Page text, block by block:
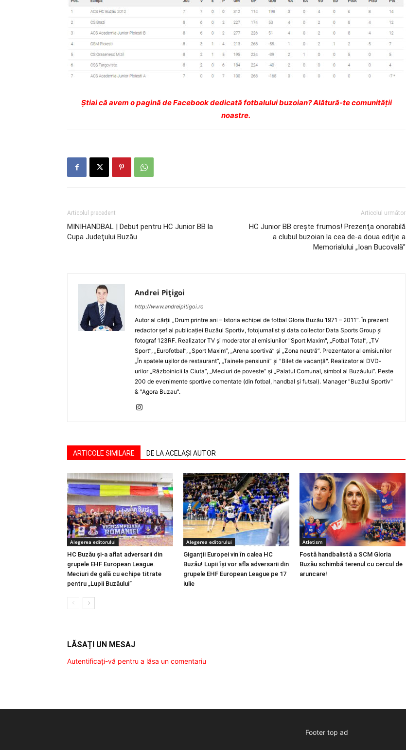
Ştiai că avem o pagină de Facebook dedicată fotbalului buzoian? Alătură-te comunității
noastre.
Articolul precedent
MINIHANDBAL | Debut pentru HC Junior BB la
Cupa Judeţului Buzău
Articolul următor
HC Junior BB creşte frumos! Prezenţa onorabilă
a clubul buzoian la cea de-a doua ediţie a
Memorialului „Ioan Bucovală”
Andrei Pițigoi
http://www.andreipitigoi.ro
Autor al cărţii „Drum printre ani – Istoria echipei de fotbal Gloria Buzău 1971 – 2011”. În prezent
redactor şef al publicaţiei Buzăul Sportiv, fotojurnalist şi data collector Data Sports Group şi
fotograf 123RF. Realizator TV şi moderator al emisiunilor "Sport Maxim", „Fotbal Total”, „TV
Sport”, „Eurofotbal”, „Sport Maxim”, „Arena sportivă” şi „Zona neutră”. Prezentator al emisiunilor
„În spatele uşilor de restaurant”, „Tainele pensiunii” şi "Bilet de vacanţă". Realizator al DVD-
urilor „Războinicii la Ciuta”, „Meciuri de poveste” şi „Palatul Comunal, simbol al Buzăului”. Peste
200 de evenimente sportive comentate (din fotbal, handbal şi futsal). Manager "Buzăul Sportiv"
& "Agora Buzau".
ARTICOLE SIMILARE DE LA ACELAȘI AUTOR
Alegerea editorului
HC Buzău și-a aflat adversarii din
grupele EHF European League.
Meciuri de gală cu echipe titrate
pentru „Lupii Buzăului”
Alegerea editorului
Giganții Europei vin în calea HC
Buzău! Lupii își vor afla adversarii din
grupele EHF European League pe 17
iulie
Atletism
Fostă handbalistă a SCM Gloria
Buzău schimbă terenul cu cercul de
aruncare!
LĂSAȚI UN MESAJ
Autentificați-vă pentru a lăsa un comentariu
Footer top ad